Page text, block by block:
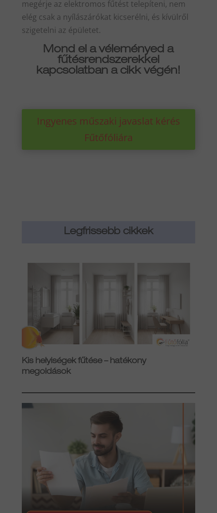
megérje az elektromos fűtést telepíteni, nem
elég csak a nyílászárókat kicserélni, és kívülről
szigetelni az épületet.
Mond el a véleményed a
fűtésrendszerekkel
kapcsolatban a cikk végén!
Ingyenes műszaki javaslat kérés
Fűtőfóliára
Legfrissebb cikkek
Kis helyiségek fűtése – hatékony
megoldások